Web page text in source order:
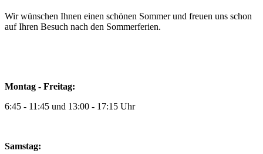
Wir wünschen Ihnen einen schönen Sommer und freuen uns schon
auf Ihren Besuch nach den Sommerferien.
Montag - Freitag:
6:45 - 11:45 und 13:00 - 17:15 Uhr
Samstag: